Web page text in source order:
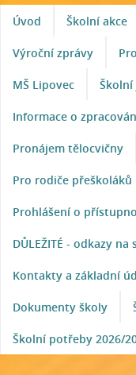
Úvod Školní akce
Výroční zprávy
MŠ Lipovec Školní
Informace o
Pronájem tělocvičny
Pro rodiče přeškoláků
Prohlášení o
DŮLEŽITÉ - odkazy
Kontakty a základní
Dokumenty školy
Školní potřeby 2026/